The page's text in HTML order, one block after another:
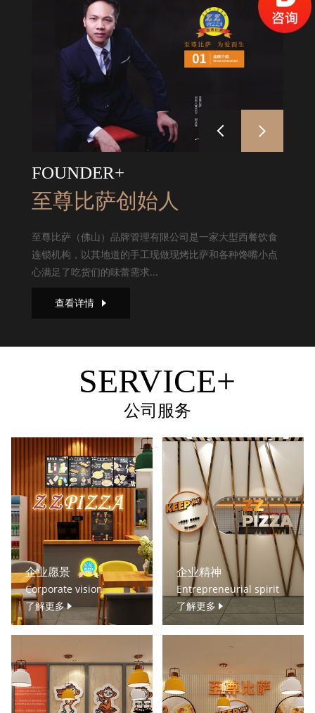
FOUNDER+
至尊比萨创始人
至尊比萨（佛山）品牌管理有限公司是一家大型西餐饮食
连锁机构，以其地道的手工现做现烤比萨和各种馋嘴小点
心满足了吃货们的味蕾需求...
查看详情
SERVICE+
公司服务
企业愿景
Corporate vision
了解更多
企业精神
Entrepreneurial spirit
了解更多